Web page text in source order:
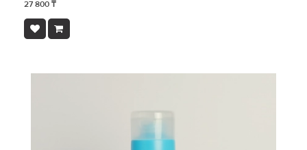
27 800 ₸